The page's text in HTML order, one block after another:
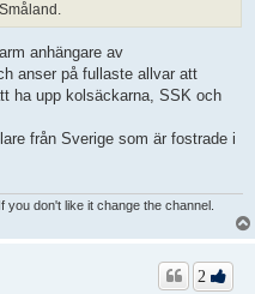
anhängare av
anser på fullaste allvar att
ha upp kolsäckarna, SSK och
från Sverige som är fostrade i
don't like it change the channel.
2